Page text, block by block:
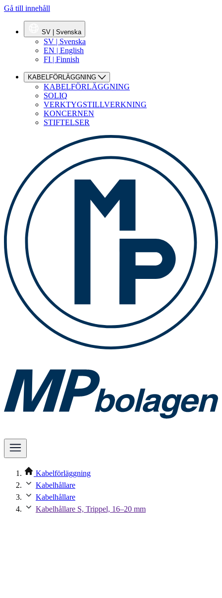
Gå till innehåll
SV | Svenska
SV | Svenska
EN | English
FI | Finnish
KABELFÖRLÄGGNING
KABELFÖRLÄGGNING
SOLIQ
VERKTYGSTILLVERKNING
KONCERNEN
STIFTELSER
Kabelförläggning
Kabelhållare
Kabelhållare
Kabelhållare S, Trippel, 16–20 mm